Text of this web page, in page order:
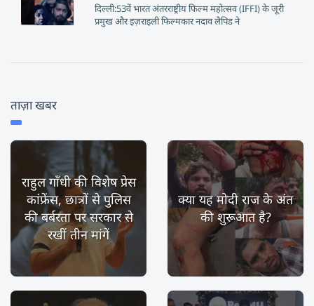
दिल्ली:53वें भारत अंतरराष्ट्रीय फिल्म महोत्सव (IFFI) के जूरी
प्रमुख और इज़राइली फिल्मकार नदाव लैपिड ने
ताज़ा खबर
राहुल गाँधी की विशेष प्रेस
कांफ्रेंस, छात्रों से पुलिस
की बर्बरता पर सरकार से
रखीं तीन मांगें
क्या यह मोदी राज के अंत
की शुरूआत है?